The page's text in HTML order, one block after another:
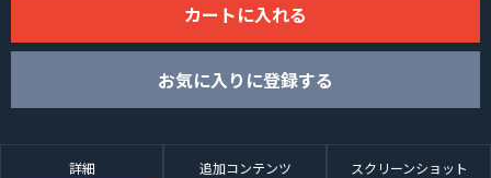
カートに入れる
お気に入りに登録する
詳細 追加コンテンツ スクリーンショット